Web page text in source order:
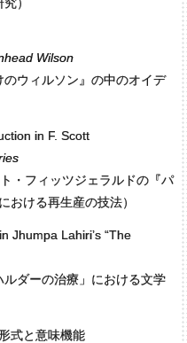
Wilson
ウィルソン』の中のオイデ
in F. Scott
・フィッツジェラルドの『パ
おける再生産の技法）
Jhumpa Lahiri’s “The
ダーの治療」における文学
式と意味機能